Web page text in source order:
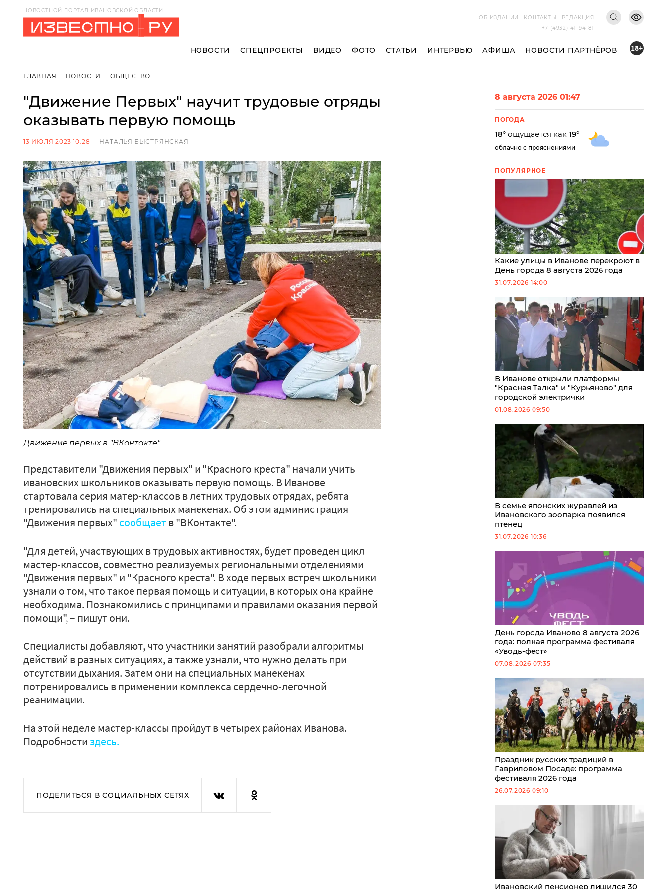
НОВОСТНОЙ ПОРТАЛ ИВАНОВСКОЙ ОБЛАСТИ
ОБ ИЗДАНИИ
КОНТАКТЫ
РЕДАКЦИЯ
+7 (4932) 41-94-81
НОВОСТИ СПЕЦПРОЕКТЫ ВИДЕО ФОТО СТАТЬИ ИНТЕРВЬЮ АФИША НОВОСТИ ПАРТНЁРОВ 18+
ГЛАВНАЯ НОВОСТИ ОБЩЕСТВО
"Движение Первых" научит трудовые отряды
оказывать первую помощь
13 ИЮЛЯ 2023 10:28 НАТАЛЬЯ БЫСТРЯНСКАЯ
Движение первых в "ВКонтакте"
Представители "Движения первых" и "Красного креста" начали учить
ивановских школьников оказывать первую помощь. В Иванове
стартовала серия матер-классов в летних трудовых отрядах, ребята
тренировались на специальных манекенах. Об этом администрация
"Движения первых" сообщаетв "ВКонтакте".
"Для детей, участвующих в трудовых активностях, будет проведен цикл
мастер-классов, совместно реализуемых региональными отделениями
"Движения первых" и "Красного креста". В ходе первых встреч школьники
узнали о том, что такое первая помощь и ситуации, в которых она крайне
необходима. Познакомились с принципами и правилами оказания первой
помощи", – пишут они.
Специалисты добавляют, что участники занятий разобрали алгоритмы
действий в разных ситуациях, а также узнали, что нужно делать при
отсутствии дыхания. Затем они на специальных манекенах
потренировались в применении комплекса сердечно-легочной
реанимации.
На этой неделе мастер-классы пройдут в четырех районах Иванова.
Подробности здесь.
ПОДЕЛИТЬСЯ В СОЦИАЛЬНЫХ СЕТЯХ
8 августа 2026 01:47
ПОГОДА
18° ощущается как 19°
облачно с прояснениями
ПОПУЛЯРНОЕ
Какие улицы в Иванове перекроют в
День города 8 августа 2026 года
31.07.2026 14:00
В Иванове открыли платформы
"Красная Талка" и "Курьяново" для
городской электрички
01.08.2026 09:50
В семье японских журавлей из
Ивановского зоопарка появился
птенец
31.07.2026 10:36
День города Иваново 8 августа 2026
года: полная программа фестиваля
«Уводь-фест»
07.08.2026 07:35
Праздник русских традиций в
Гавриловом Посаде: программа
фестиваля 2026 года
26.07.2026 09:10
Ивановский пенсионер лишился 30